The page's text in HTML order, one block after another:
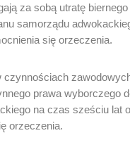
za sobą utratę
samorządu
się orzeczenia.
czynnościach
prawa wyborczego
na czas sześciu lat
orzeczenia.